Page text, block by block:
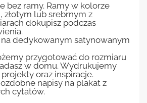
bez ramy. Ramy w kolorze
złotym lub srebrnym z
dokupisz podczas
dedykowanym satynowanym
przygotować do rozmiaru
w domu. Wydrukujemy
oraz inspiracje.
napisy na plakat z
cytatów.